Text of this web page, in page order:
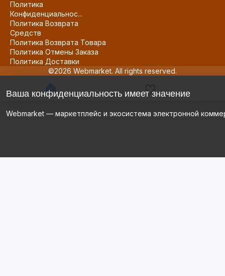
Политика
Конфиденциальнос...
Политика Возврата
Средств
Политика Возврата Товара
Политика Отмены Заказа
Политика Доставки
©2026 Webmarket. All rights reserved.
Ваша конфиденциальность имеет значение
Webmarket — маркетплейс и экосистема электронной